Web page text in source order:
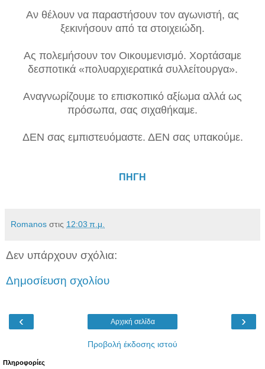
Αν θέλουν να παραστήσουν τον αγωνιστή, ας
ξεκινήσουν από τα στοιχειώδη.
Ας πολεμήσουν τον Οικουμενισμό. Χορτάσαμε
δεσποτικά «πολυαρχιερατικά συλλείτουργα».
Αναγνωρίζουμε το επισκοπικό αξίωμα αλλά ως
πρόσωπα, σας σιχαθήκαμε.
ΔΕΝ σας εμπιστευόμαστε. ΔΕΝ σας υπακούμε.
ΠΗΓΗ
Romanos στις 12:03 π.μ.
Δεν υπάρχουν σχόλια:
Δημοσίευση σχολίου
‹ ›
Αρχική σελίδα
Προβολή έκδοσης ιστού
Πληροφορίες